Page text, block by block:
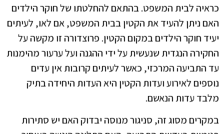
כראיה לבית המשפט. בהתאם להחלטתו של חוקר הילדים
האם ניתן להעיד את הקטין בבית המשפט, אם לאו, לעיתים
יעיד חוקר הילדים במקום הקטין. פרוצדורה זו מקשה על
החקירה הנגדית שנעשית על ידי ההגנה ועל ערעור מהימנות
עד התביעה המרכזי, כאשר לעיתים קרובות אין עדים
נוספים לאירוע ועדות הקטין היא העדות היחידה בתיק
מלבד עדות הנאשם.
במקרים מסוג זה, סניגור מנוסה יבדוק האם יש סתירות